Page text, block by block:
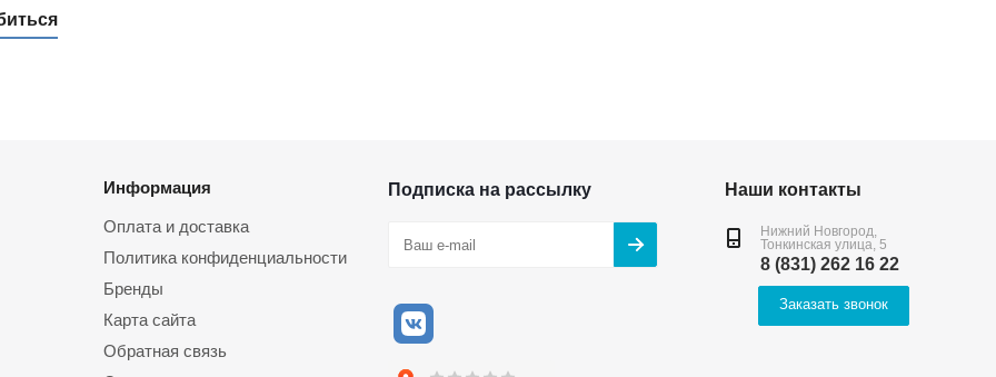
Информация
Оплата и доставка
Политика конфиденциальности
Бренды
Карта сайта
Обратная связь
Подписка на рассылку Наши контакты
Нижний Новгород,
Тонкинская улица, 5
8 (831) 262 16 22
Заказать звонок